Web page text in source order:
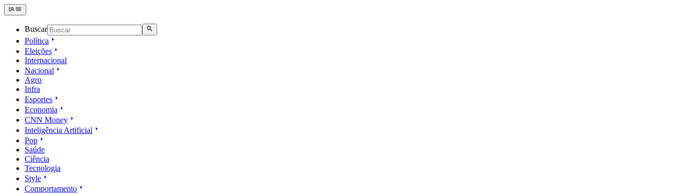
Buscar
Política
Eleições
Internacional
Nacional
Agro
Infra
Esportes
Economia
CNN Money
Inteligência Artificial
Pop
Saúde
Ciência
Tecnologia
Style
Comportamento